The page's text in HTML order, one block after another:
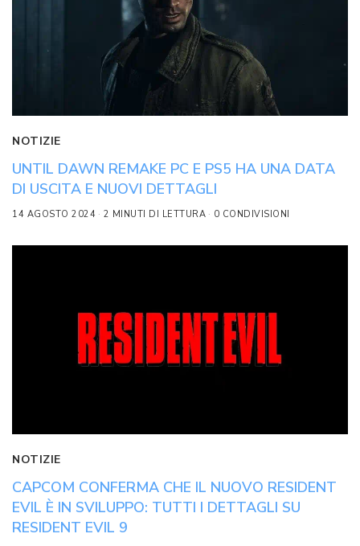
NOTIZIE
UNTIL DAWN REMAKE PC E PS5 HA UNA DATA
DI USCITA E NUOVI DETTAGLI
14 AGOSTO 2024 2 MINUTI DI LETTURA 0 CONDIVISIONI
NOTIZIE
CAPCOM CONFERMA CHE IL NUOVO RESIDENT
EVIL È IN SVILUPPO: TUTTI I DETTAGLI SU
RESIDENT EVIL 9